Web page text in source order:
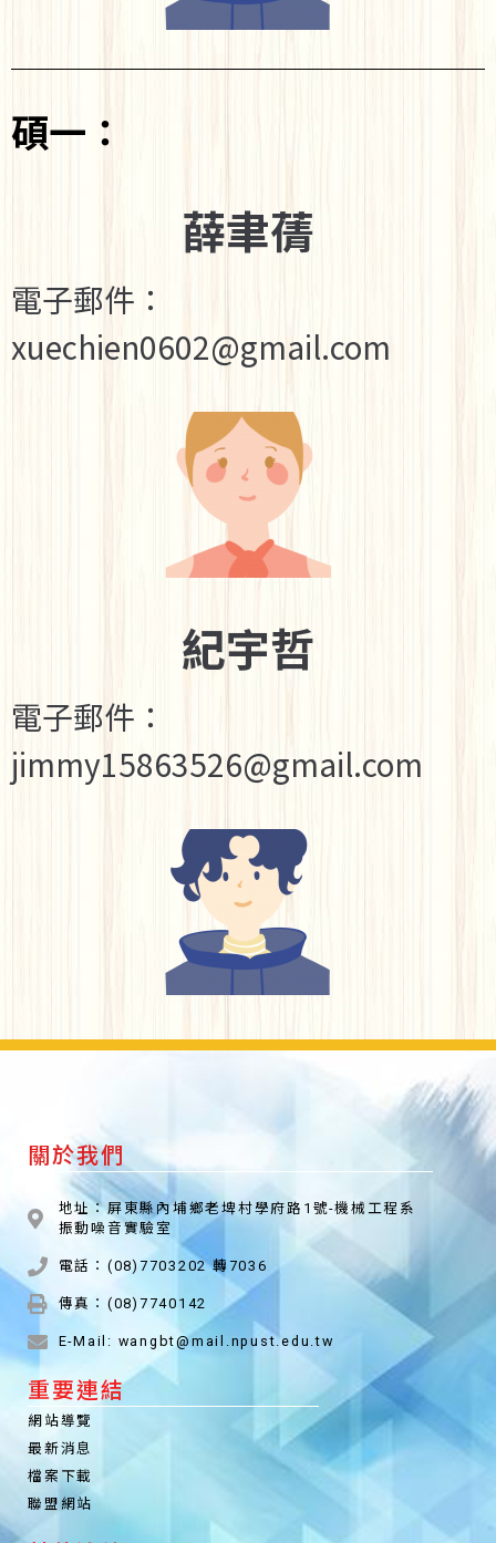
碩一：
薛聿蒨
電子郵件：
xuechien0602@gmail.com
紀宇哲
電子郵件：
jimmy15863526@gmail.com
關於我們
地址：屏東縣內埔鄉老埤村學府路1號-機械工程系
振動噪音實驗室
電話：(08)7703202 轉7036
傳真：(08)7740142
E-Mail: wangbt@mail.npust.edu.tw
重要連結
網站導覽
最新消息
檔案下載
聯盟網站